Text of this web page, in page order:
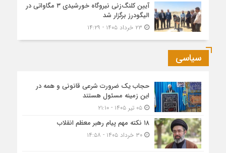
آیین کلنگ‌زنی نیروگاه خورشیدی ۳ مگاواتی در
الیگودرز برگزار شد
سیاسی
حجاب یک ضرورت شرعی قانونی و همه در
این زمینه مسئول هستند
۰۵ تیر ۱۴۰۵ - ۲۱:۱۰
۱۸ نکته مهم پیام رهبر معظم انقلاب
۳۰ خرداد ۱۴۰۵ - ۱۴:۵۸